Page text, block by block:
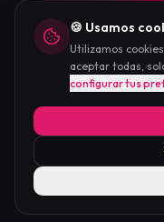
🍪 Usamos
Utilizamos
aceptar todas,
configurar tus